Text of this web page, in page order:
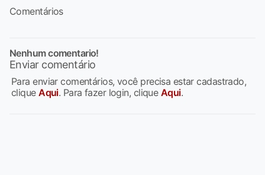
Comentários
Nenhum comentario!
Enviar comentário
Para enviar comentários, você precisa estar cadastrado,
cliqueAqui. Para fazer login, clique Aqui.